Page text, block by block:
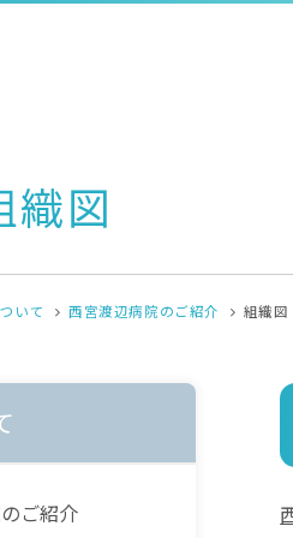
織図
いて 西宮渡辺病院のご紹介 組織図
ご紹介